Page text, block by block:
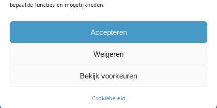
bepaalde functies en mogelijkheden.
Accepteren
Weigeren
Bekijk voorkeuren
Cookiebeleid
1382 CD Weesp
info-vsc@gsf.nl
Privacyverklaring